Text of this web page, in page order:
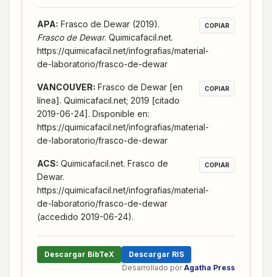
APA: Frasco de Dewar (2019).
Frasco de Dewar. Quimicafacil.net.
https://quimicafacil.net/infografias/material-
de-laboratorio/frasco-de-dewar
COPIAR
VANCOUVER: Frasco de Dewar [en
línea]. Quimicafacil.net; 2019 [citado
2019-06-24]. Disponible en:
https://quimicafacil.net/infografias/material-
de-laboratorio/frasco-de-dewar
COPIAR
ACS: Quimicafacil.net. Frasco de
Dewar.
https://quimicafacil.net/infografias/material-
de-laboratorio/frasco-de-dewar
(accedido 2019-06-24).
COPIAR
Descargar BibTeX
Descargar RIS
Desarrollado por Agatha Press